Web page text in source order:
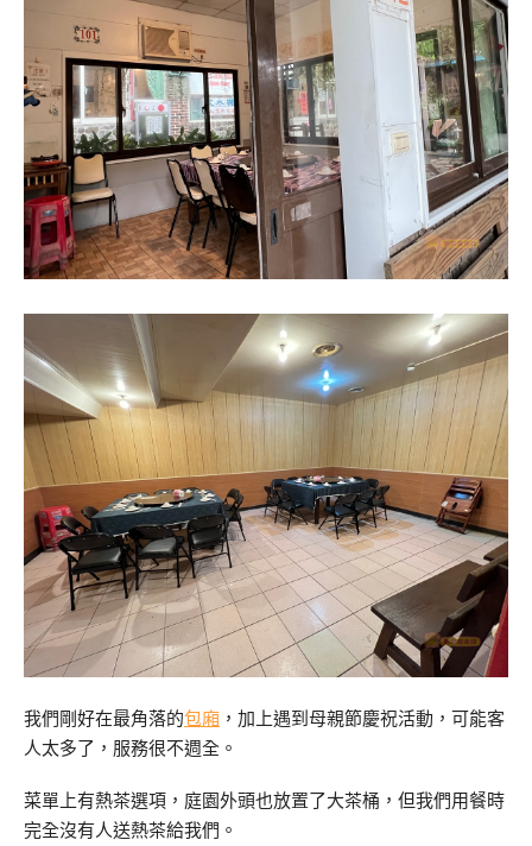
我們剛好在最角落的包廂 ，加上遇到母親節慶祝活動，可能客
人太多了，服務很不週全。
菜單上有熱茶選項，庭園外頭也放置了大茶桶，但我們用餐時
完全沒有人送熱茶給我們。